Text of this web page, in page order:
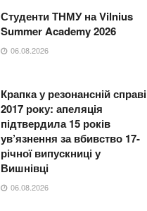
Студенти ТНМУ на Vilnius
Summer Academy 2026
06.08.2026
Крапка у резонансній справі
2017 року: апеляція
підтвердила 15 років
ув’язнення за вбивство 17-
річної випускниці у
Вишнівці
06.08.2026